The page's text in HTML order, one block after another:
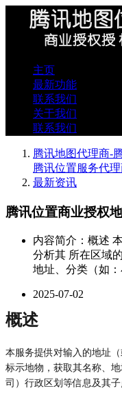
主页
最新功能
联系我们
关于我们
联系我们
腾讯地图代理商-
腾讯位置服务代
最新资讯
腾讯位置商业授权
内容简介：概述
分析其 所在区域
地址、分类（如
2025-07-02
概述
本服务提供对输入的地址
标示地物，获取其名称、
司）行政区划等信息及其子